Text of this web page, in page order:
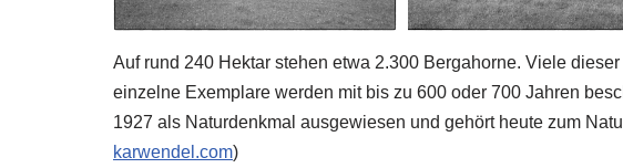
Auf rund 240 Hektar stehen etwa 2.300 Bergahorne. Viele
einzelne Exemplare werden mit bis zu 600 oder 700 Jahren
1927 als Naturdenkmal ausgewiesen und gehört heute zum
karwendel.com⁠)